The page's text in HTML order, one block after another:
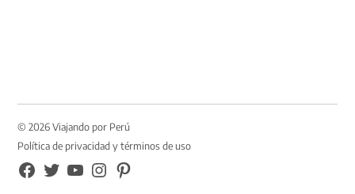
© 2026 Viajando por Perú
Política de privacidad y términos de uso
FB
TW YouTubeInstagramPinterest